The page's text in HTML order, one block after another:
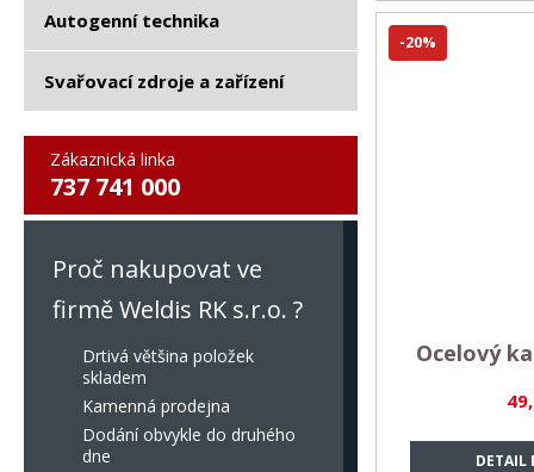
Autogenní technika
Svařovací zdroje a zařízení
Zákaznická linka
737 741 000
Proč nakupovat ve
firmě Weldis RK s.r.o. ?
Drtivá většina položek
skladem
Kamenná prodejna
Dodání obvykle do druhého
dne
DETAIL
Ocelový
-20%